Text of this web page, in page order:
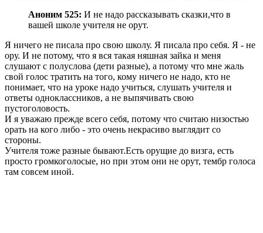
Аноним 525: И не надо рассказывать сказки,что в
вашей школе учителя не орут.
Я ничего не писала про свою школу. Я писала про себя. Я - не
ору. И не потому, что я вся такая няшная зайка и меня
слушают с полуслова (дети разные), а потому что мне жаль
свой голос тратить на того, кому ничего не надо, кто не
понимает, что на уроке надо учиться, слушать учителя и
ответы одноклассников, а не выпячивать свою
пустоголовость.
И я уважаю прежде всего себя, потому что считаю низостью
орать на кого либо - это очень некрасиво выглядит со
стороны.
Учителя тоже разные бывают.Есть орущие до визга, есть
просто громкоголосые, но при этом они не орут, тембр голоса
там совсем иной.